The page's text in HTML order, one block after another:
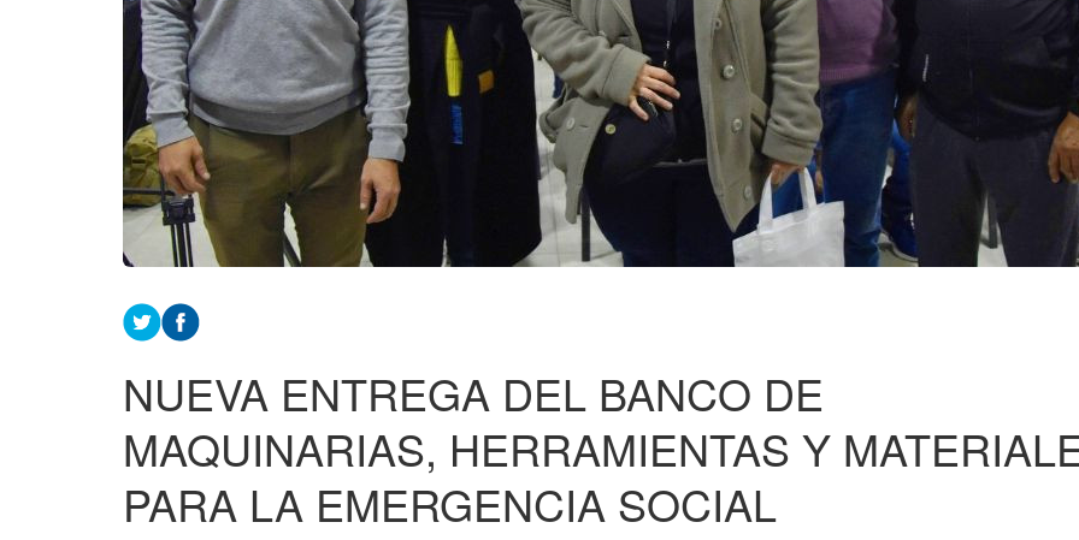
NUEVA ENTREGA DEL BANCO DE
MAQUINARIAS, HERRAMIENTAS Y
PARA LA EMERGENCIA SOCIAL